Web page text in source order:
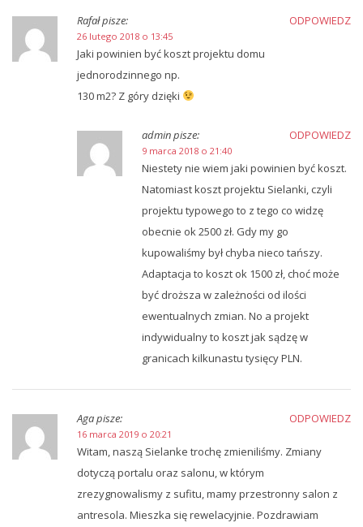
Rafałpisze:
26 lutego 2018 o 13:45
Jaki powinien być koszt projektu domu
jednorodzinnego np.
130 m2? Z góry dzięki
ODPOWIEDZ
adminpisze:
9 marca 2018 o 21:40
Niestety nie wiem jaki powinien być koszt.
Natomiast koszt projektu Sielanki, czyli
projektu typowego to z tego co widzę
obecnie ok 2500 zł. Gdy my go
kupowaliśmy był chyba nieco tańszy.
Adaptacja to koszt ok 1500 zł, choć może
być droższa w zależności od ilości
ewentualnych zmian. No a projekt
indywidualny to koszt jak sądzę w
granicach kilkunastu tysięcy PLN.
ODPOWIEDZ
Agapisze:
16 marca 2019 o 20:21
Witam, naszą Sielanke trochę zmieniliśmy. Zmiany
dotyczą portalu oraz salonu, w którym
zrezygnowalismy z sufitu, mamy przestronny salon z
antresola. Mieszka się rewelacyjnie. Pozdrawiam
ODPOWIEDZ